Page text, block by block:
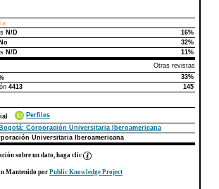
Este artículo
N/D
16%
No
32%
N/D
11%
Otras revistas
33%
4413 145
Perfiles
Bogotá: Corporación Universitaria Iberoamericana
Universitaria Iberoamericana
sobre un dato, haga clic
Mantenido porPublic Knowledge Project